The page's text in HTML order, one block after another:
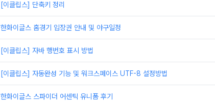
[이클립스] 단축키 정리
한화이글스 홈경기 입장권 안내 및 야구일정
[이클립스] 자바 행번호 표시 방법
[이클립스] 자동완성 기능 및 워크스페이스 UTF-8 설정방법
한화이글스 스파이더 어센틱 유니폼 후기